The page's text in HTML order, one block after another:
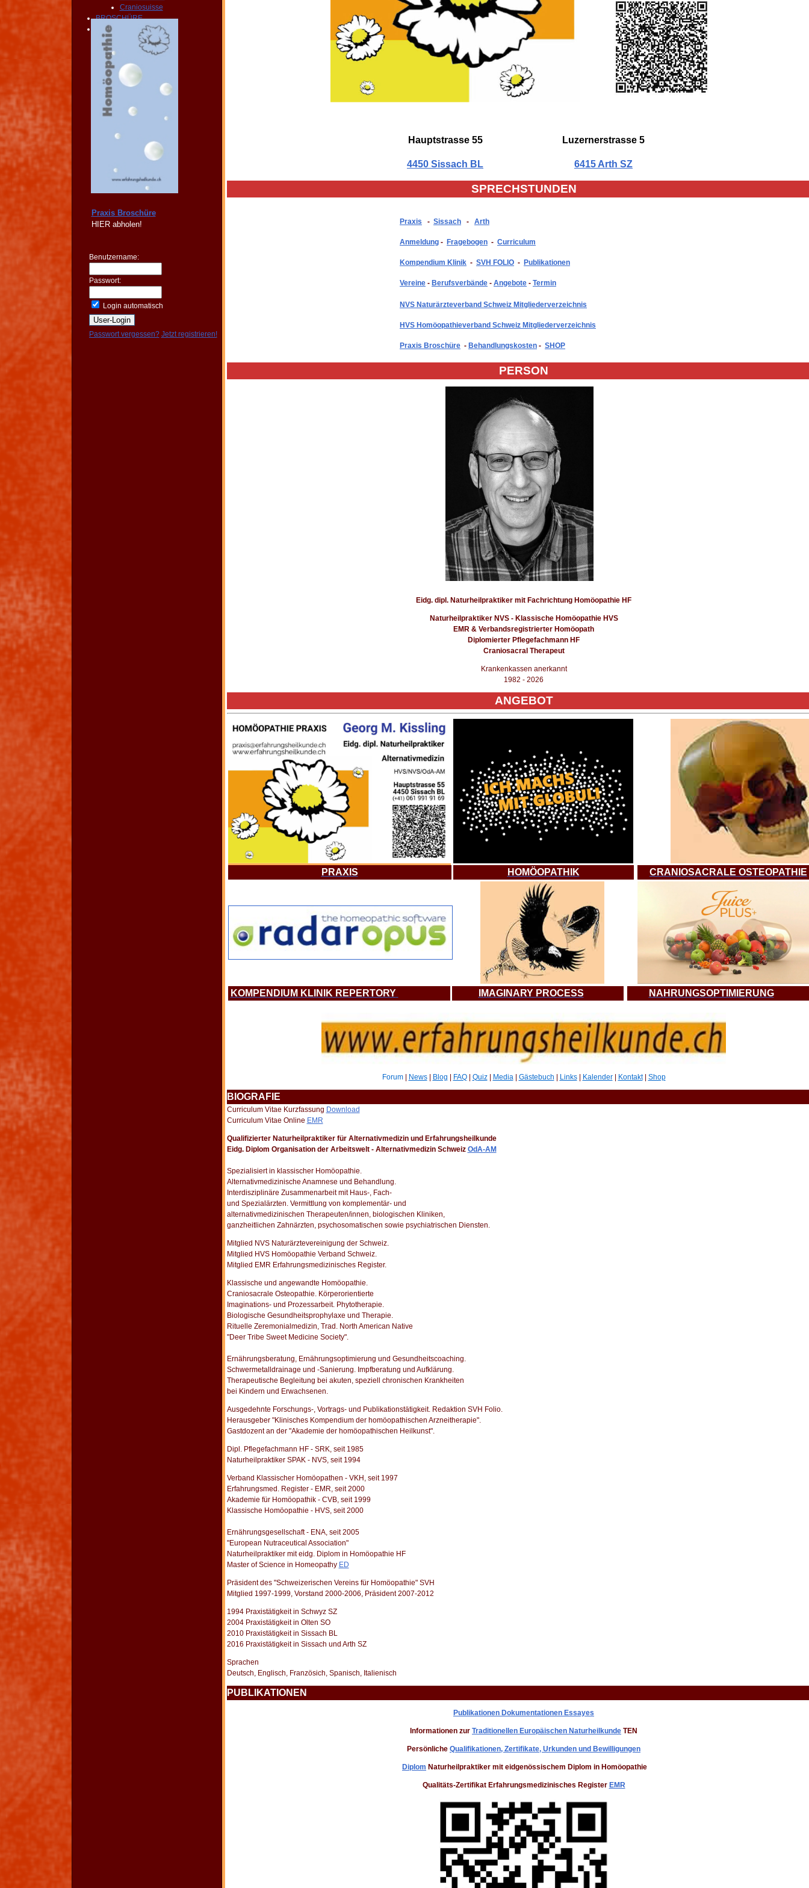
Craniosuisse
BROSCHÜRE
KONTAKT
Praxis Broschüre
HIER abholen!
Benutzername:
Passwort:
Login automatisch
Passwort vergessen? Jetzt registrieren!
Hauptstrasse 55 Luzernerstrasse 5
4450 Sissach BL 6415 Arth SZ
SPRECHSTUNDEN
Praxis - Sissach - Arth
Anmeldung - Fragebogen - Curriculum
Kompendium Klinik - SVH FOLIO - Publikationen
Vereine - Berufsverbände - Angebote - Termin
NVS Naturärzteverband Schweiz Mitgliederverzeichnis
HVS Homöopathieverband Schweiz Mitgliederverzeichnis
Praxis Broschüre - Behandlungskosten - SHOP
PERSON
Eidg. dipl. Naturheilpraktiker mit Fachrichtung Homöopathie HF
Naturheilpraktiker NVS - Klassische Homöopathie HVS
EMR & Verbandsregistrierter Homöopath
Diplomierter Pflegefachmann HF
Craniosacral Therapeut
Krankenkassen anerkannt
1982 - 2026
ANGEBOT
PRAXIS HOMÖOPATHIK CRANIOSACRALE OSTEOPATHIE
KOMPENDIUM KLINIK REPERTORY IMAGINARY PROCESS NAHRUNGSOPTIMIERUNG
Forum| News| Blog FAQ| Quiz| Media| Gästebuch Links| Kalender| Kontakt| Shop
BIOGRAFIE
Curriculum Vitae Kurzfassung Download
Curriculum Vitae Online EMR
Qualifizierter Naturheilpraktiker für Alternativmedizin und Erfahrungsheilkunde
Eidg. Diplom Organisation der Arbeitswelt - Alternativmedizin Schweiz OdA-AM
Spezialisiert in klassischer Homöopathie.
Alternativmedizinische Anamnese und Behandlung.
Interdisziplinäre Zusammenarbeit mit Haus-, Fach-
und Spezialärzten. Vermittlung von komplementär- und
alternativmedizinischen Therapeuten/innen, biologischen Kliniken,
ganzheitlichen Zahnärzten, psychosomatischen sowie psychiatrischen Diensten.
Mitglied NVS Naturärztevereinigung der Schweiz.
Mitglied HVS Homöopathie Verband Schweiz.
Mitglied EMR Erfahrungsmedizinisches Register.
Klassische und angewandte Homöopathie.
Craniosacrale Osteopathie. Körperorientierte
Imaginations- und Prozessarbeit. Phytotherapie.
Biologische Gesundheitsprophylaxe und Therapie.
Rituelle Zeremonialmedizin, Trad. North American Native
"Deer Tribe Sweet Medicine Society".
Ernährungsberatung, Ernährungsoptimierung und Gesundheitscoaching.
Schwermetalldrainage und -Sanierung. Impfberatung und Aufklärung.
Therapeutische Begleitung bei akuten, speziell chronischen Krankheiten
bei Kindern und Erwachsenen.
Ausgedehnte Forschungs-, Vortrags- und Publikationstätigkeit. Redaktion SVH Folio.
Herausgeber "Klinisches Kompendium der homöopathischen Arzneitherapie".
Gastdozent an der "Akademie der homöopathischen Heilkunst".
Dipl. Pflegefachmann HF - SRK, seit 1985
Naturheilpraktiker SPAK - NVS, seit 1994
Verband Klassischer Homöopathen - VKH, seit 1997
Erfahrungsmed. Register - EMR, seit 2000
Akademie für Homöopathik - CVB, seit 1999
Klassische Homöopathie - HVS, seit 2000
Ernährungsgesellschaft - ENA, seit 2005
"European Nutraceutical Association"
Naturheilpraktiker mit eidg. Diplom in Homöopathie HF
Master of Science in Homeopathy ED
Präsident des "Schweizerischen Vereins für Homöopathie" SVH
Mitglied 1997-1999, Vorstand 2000-2006, Präsident 2007-2012
1994 Praxistätigkeit in Schwyz SZ
2004 Praxistätigkeit in Olten SO
2010 Praxistätigkeit in Sissach BL
2016 Praxistätigkeit in Sissach und Arth SZ
Sprachen
Deutsch, Englisch, Französich, Spanisch, Italienisch
PUBLIKATIONEN
Publikationen Dokumentationen Essayes
Informationen zur Traditionellen Europäischen Naturheilkunde TEN
Persönliche Qualifikationen, Zertifikate, Urkunden und Bewilligungen
Diplom Naturheilpraktiker mit eidgenössischem Diplom in Homöopathie
Qualitäts-Zertifikat Erfahrungsmedizinisches Register EMR